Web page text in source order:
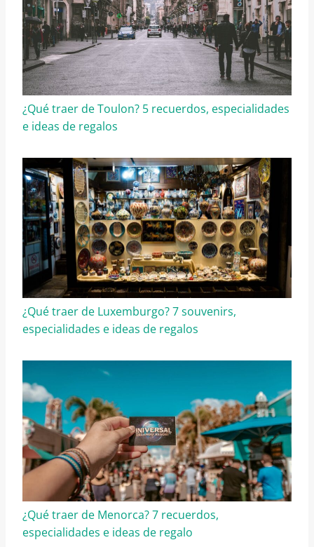
¿Qué traer de Toulon? 5 recuerdos, especialidades
e ideas de regalos
¿Qué traer de Luxemburgo? 7 souvenirs,
especialidades e ideas de regalos
¿Qué traer de Menorca? 7 recuerdos,
especialidades e ideas de regalo